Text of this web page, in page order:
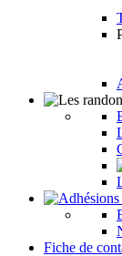
Fiche de